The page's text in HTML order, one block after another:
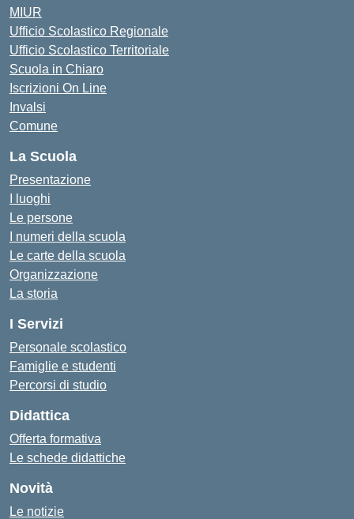
MIUR
Ufficio Scolastico Regionale
Ufficio Scolastico Territoriale
Scuola in Chiaro
Iscrizioni On Line
Invalsi
Comune
La Scuola
Presentazione
I luoghi
Le persone
I numeri della scuola
Le carte della scuola
Organizzazione
La storia
I Servizi
Personale scolastico
Famiglie e studenti
Percorsi di studio
Didattica
Offerta formativa
Le schede didattiche
Novità
Le notizie